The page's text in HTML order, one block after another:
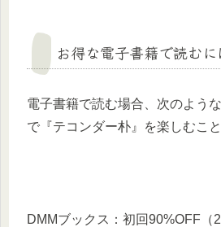
お得な電子書籍で読むに
電子書籍で読む場合、次のよう
で『テコンダー朴』を楽しむこ
DMMブックス：初回90%OFF（